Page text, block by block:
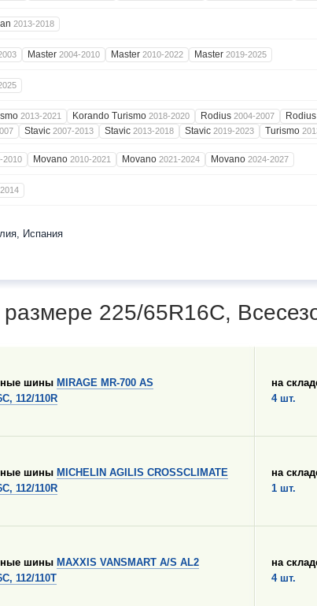
2013-2018
Master 2004-2010 Master 2010-2022 Master 2019-2025
2013-2021 Korando Turismo 2018-2020 Rodius 2004-2007 Rodius
Stavic 2007-2013 Stavic 2013-2018 Stavic 2019-2023 Turismo
2010 Movano 2010-2021 Movano 2021-2024 Movano 2024-2027
Испания
225/65R16C,
шины MIRAGE MR-700 AS
112/110R
на
4 шт.
шины MICHELIN AGILIS CROSSCLIMATE
112/110R
на
1 шт.
шины MAXXIS VANSMART A/S AL2
112/110T
на
4 шт.